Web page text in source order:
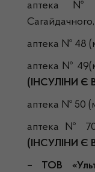
аптека №
аптека № 48
аптека №
(ІНСУЛІНИ Є
аптека № 50
аптека №
(ІНСУЛІНИ Є
– ТОВ